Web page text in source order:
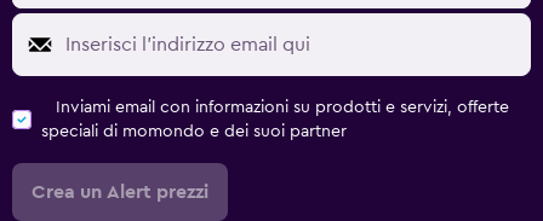
Inviami email con informazioni su prodotti e servizi, offerte
speciali di momondo e dei suoi partner
Crea un Alert prezzi